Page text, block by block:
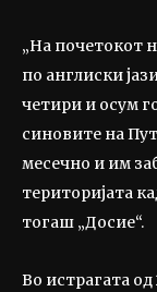
„На почетокот
по англиски
четири и осум
синовите на
месечно и им
територијата
тогаш „Досие“.
Во истрагата од